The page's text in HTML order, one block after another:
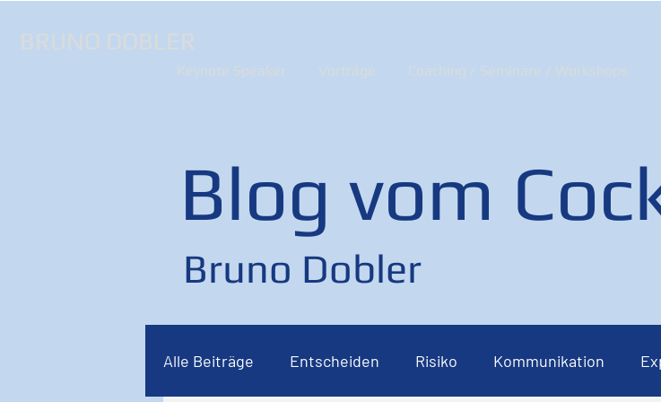
BRUNO DOBLER
Keynote Speaker Vorträge Coaching / Seminare / Workshops
Blog vom
Bruno Dobler
Alle Beiträge Entscheiden Risiko Kommunikation